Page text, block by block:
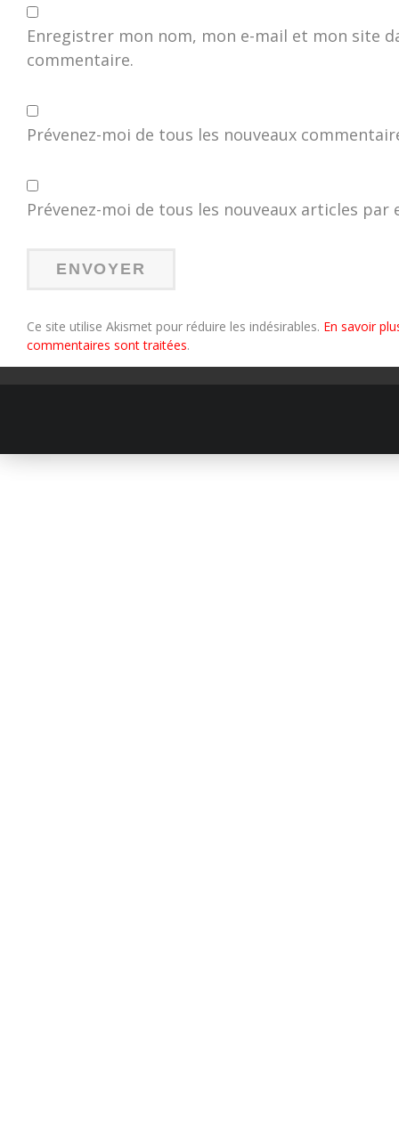
Enregistrer mon nom, mon e-mail et mon site
commentaire.
Prévenez-moi de tous les nouveaux
Prévenez-moi de tous les nouveaux articles par
Ce site utilise Akismet pour réduire les indésirables. En savoir
commentaires sont traitées.